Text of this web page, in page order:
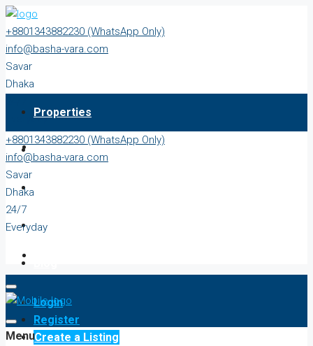
+8801343882230 (WhatsApp Only)
info@basha-vara.com
Savar
Dhaka
EverydayProperties
About
Start Earning
Login
Register
Create a Listing
+8801343882230 (WhatsApp Only)
info@basha-vara.com
Savar
Dhaka
24/7
Everyday
Menu